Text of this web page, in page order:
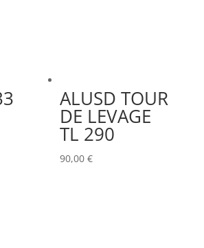
ALUSD TOUR
DE LEVAGE
TL 290
90,00 €